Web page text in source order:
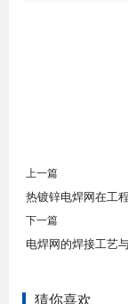
上一篇
热镀锌电焊网在工
下一篇
电焊网的焊接工艺
猜你喜欢